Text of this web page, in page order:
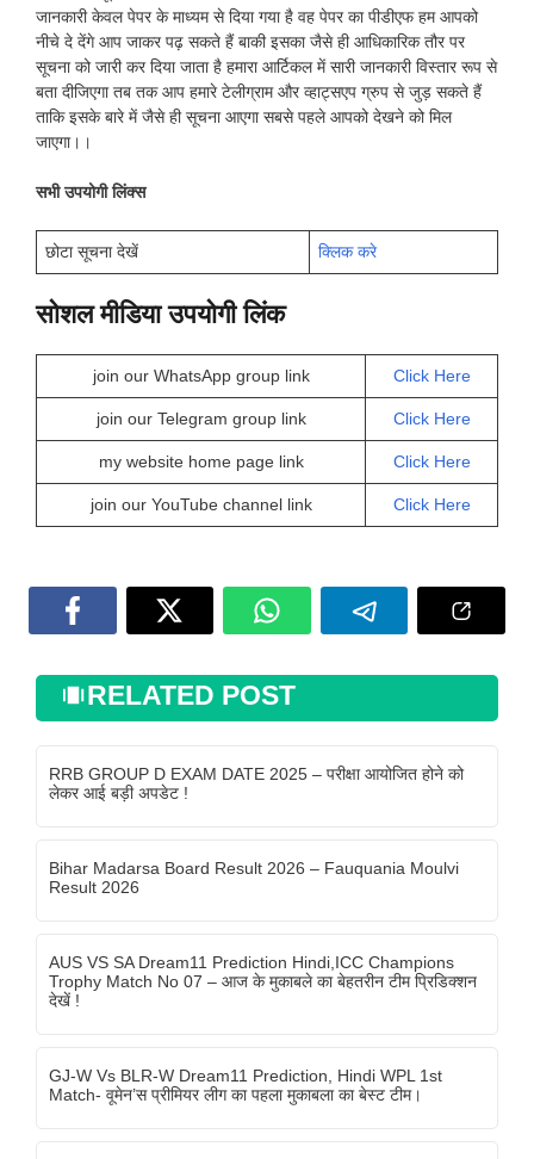
जानकारी केवल पेपर के माध्यम से दिया गया है वह पेपर का पीडीएफ हम आपको
नीचे दे देंगे आप जाकर पढ़ सकते हैं बाकी इसका जैसे ही आधिकारिक तौर पर
सूचना को जारी कर दिया जाता है हमारा आर्टिकल में सारी जानकारी विस्तार रूप से
बता दीजिएगा तब तक आप हमारे टेलीग्राम और व्हाट्सएप ग्रुप से जुड़ सकते हैं
ताकि इसके बारे में जैसे ही सूचना आएगा सबसे पहले आपको देखने को मिल
जाएगा।।
सभी उपयोगी लिंक्स
छोटा सूचना देखें क्लिक करे
सोशल मीडिया उपयोगी लिंक
join our WhatsApp group link Click Here
join our Telegram group link Click Here
my website home page link Click Here
join our YouTube channel link Click Here
RELATED POST
RRB GROUP D EXAM DATE 2025 – परीक्षा आयोजित होने को
लेकर आई बड़ी अपडेट !
Bihar Madarsa Board Result 2026 – Fauquania Moulvi
Result 2026
AUS VS SA Dream11 Prediction Hindi,ICC Champions
Trophy Match No 07 – आज के मुकाबले का बेहतरीन टीम प्रिडिक्शन
देखें !
GJ-W Vs BLR-W Dream11 Prediction, Hindi WPL 1st
Match- वूमेन’स प्रीमियर लीग का पहला मुकाबला का बेस्ट टीम।